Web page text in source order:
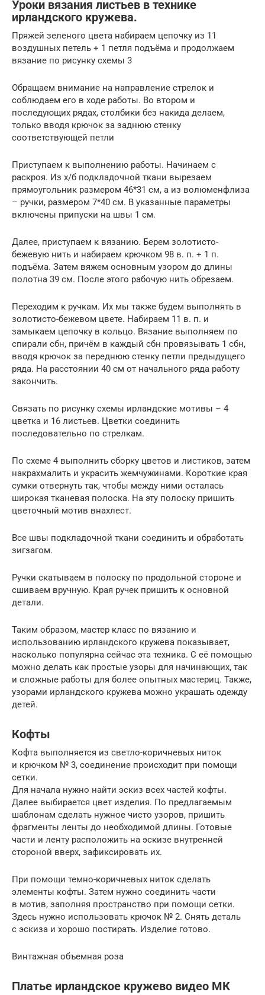
Уроки вязания листьев в технике
ирландского кружева.
Пряжей зеленого цвета набираем цепочку из 11
воздушных петель + 1 петля подъёма и продолжаем
вязание по рисунку схемы 3
Обращаем внимание на направление стрелок и
соблюдаем его в ходе работы. Во втором и
последующих рядах, столбики без накида делаем,
только вводя крючок за заднюю стенку
соответствующей петли
Приступаем к выполнению работы. Начинаем с
раскроя. Из х/б подкладочной ткани вырезаем
прямоугольник размером 46*31 см, а из волюменфлиза
– ручки, размером 7*40 см. В указанные параметры
включены припуски на швы 1 см.
Далее, приступаем к вязанию. Берем золотисто-
бежевую нить и набираем крючком 98 в. п. + 1 п.
подъёма. Затем вяжем основным узором до длины
полотна 39 см. После этого рабочую нить обрезаем.
Переходим к ручкам. Их мы также будем выполнять в
золотисто-бежевом цвете. Набираем 11 в. п. и
замыкаем цепочку в кольцо. Вязание выполняем по
спирали сбн, причём в каждый сбн провязывать 1 сбн,
вводя крючок за переднюю стенку петли предыдущего
ряда. На расстоянии 40 см от начального ряда работу
закончить.
Связать по рисунку схемы ирландские мотивы – 4
цветка и 16 листьев. Цветки соединить
последовательно по стрелкам.
По схеме 4 выполнить сборку цветов и листиков, затем
накрахмалить и украсить жемчужинами. Короткие края
сумки отвернуть так, чтобы между ними осталась
широкая тканевая полоска. На эту полоску пришить
цветочный мотив внахлест.
Все швы подкладочной ткани соединить и обработать
зигзагом.
Ручки скатываем в полоску по продольной стороне и
сшиваем вручную. Края ручек пришить к основной
детали.
Таким образом, мастер класс по вязанию и
использованию ирландского кружева показывает,
насколько популярна сейчас эта техника. С её помощью
можно делать как простые узоры для начинающих, так
и сложные работы для более опытных мастериц. Также,
узорами ирландского кружева можно украшать одежду
детей.
Кофты
Кофта выполняется из светло-коричневых ниток
и крючком № 3, соединение происходит при помощи
сетки.
Для начала нужно найти эскиз всех частей кофты.
Далее выбирается цвет изделия. По предлагаемым
шаблонам сделать нужное чисто узоров, пришить
фрагменты ленты до необходимой длины. Готовые
части и ленту расположить на эскизе внутренней
стороной вверх, зафиксировать их.
При помощи темно-коричневых ниток сделать
элементы кофты. Затем нужно соединить части
в мотив, заполняя пространство при помощи сетки.
Здесь нужно использовать крючок № 2. Снять деталь
с эскиза и хорошо постирать. Изделие готово.
Винтажная объемная роза
Платье ирландское кружево видео МК